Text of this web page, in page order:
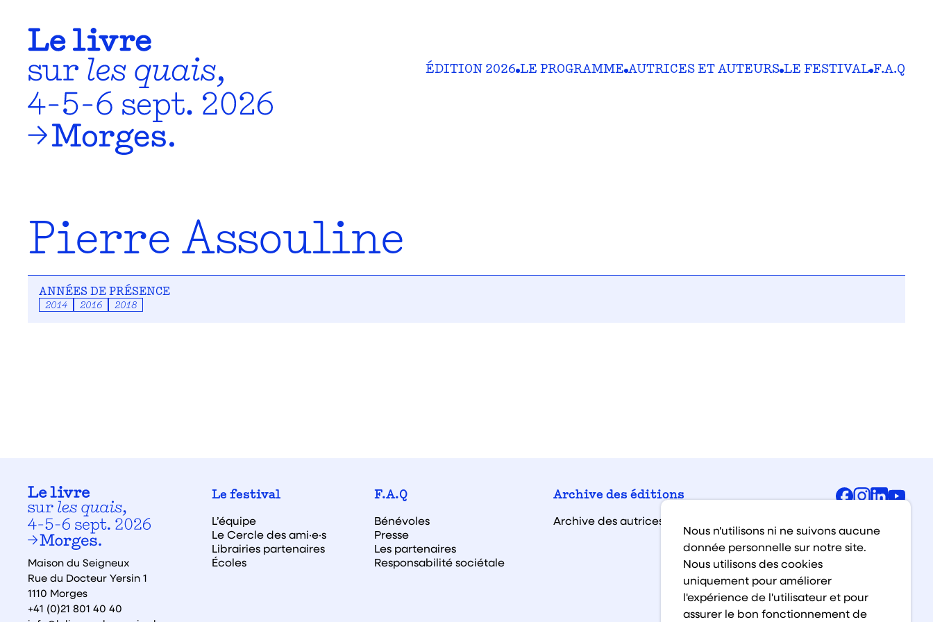
ÉDITION 2026 LE PROGRAMME AUTRICES ET AUTEURS LE FESTIVAL F.A.Q
Pierre Assouline
ANNÉES DE PRÉSENCE
2014 2016 2018
Maison du Seigneux
Rue du Docteur Yersin 1
1110 Morges
+41 (0)21 801 40 40
Le festival
L’équipe
Le Cercle des ami·e·s
Librairies partenaires
Écoles
F.A.Q
Bénévoles
Presse
Les partenaires
Responsabilité sociétale
Archive des éditions
Archive des autrices et auteurs
Facebook
Nous n'utilisons ni ne suivons aucune
donnée personnelle sur notre site.
Nous utilisons des cookies
uniquement pour améliorer
l'expérience de l'utilisateur et pour
assurer le bon fonctionnement de